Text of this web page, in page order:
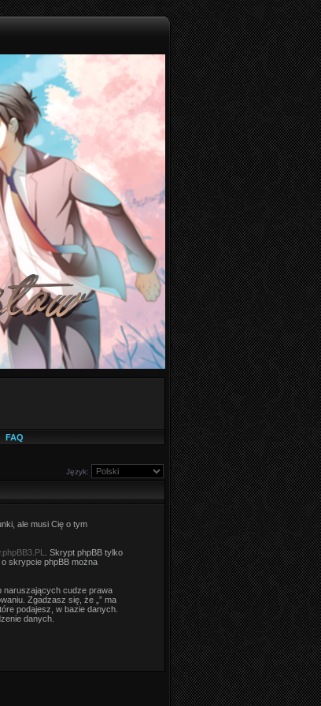
FAQ
Język:
ale musi Cię o tym
. Skrypt phpBB tylko
skrypcie phpBB można
naruszających cudze prawa
Zgadzasz się, że „” ma
podajesz, w bazie danych.
danych.